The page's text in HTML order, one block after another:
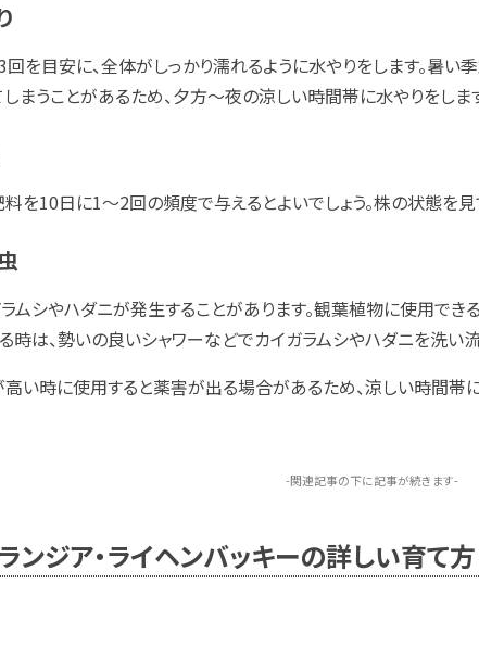
を目安に、全体がしっかり濡れるように水やりをします。暑
まうことがあるため、夕方～夜の涼しい時間帯に水やりをしま
を10日に1～2回の頻度で与えるとよいでしょう。株の状態を
ムシやハダニが発生することがあります。観葉植物に使用でき
時は、勢いの良いシャワーなどでカイガラムシやハダニを洗い
い時に使用すると薬害が出る場合があるため、涼しい時間帯に
-関連記事の下に記事が続きます-
ンジア・ライヘンバッキーの詳しい育て方